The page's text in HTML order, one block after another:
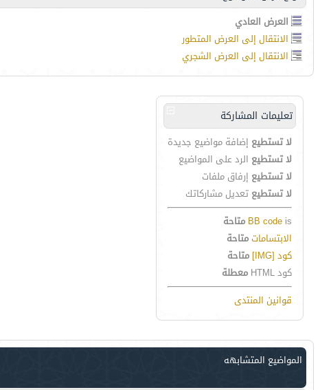
العرض العادي
الانتقال إلى العرض المتطور
الانتقال إلى العرض الشجري
تعليمات المشاركة
لا تستطيع إضافة مواضيع جديدة
لا تستطيع الرد على المواضيع
لا تستطيع إرفاق ملفات
لا تستطيع تعديل مشاركاتك
BB code is
متاحة
الابتساماتمتاحة
كود [IMG]
متاحة
كود HTML
معطلة
قوانين المنتدى
المواضيع المتشابهه